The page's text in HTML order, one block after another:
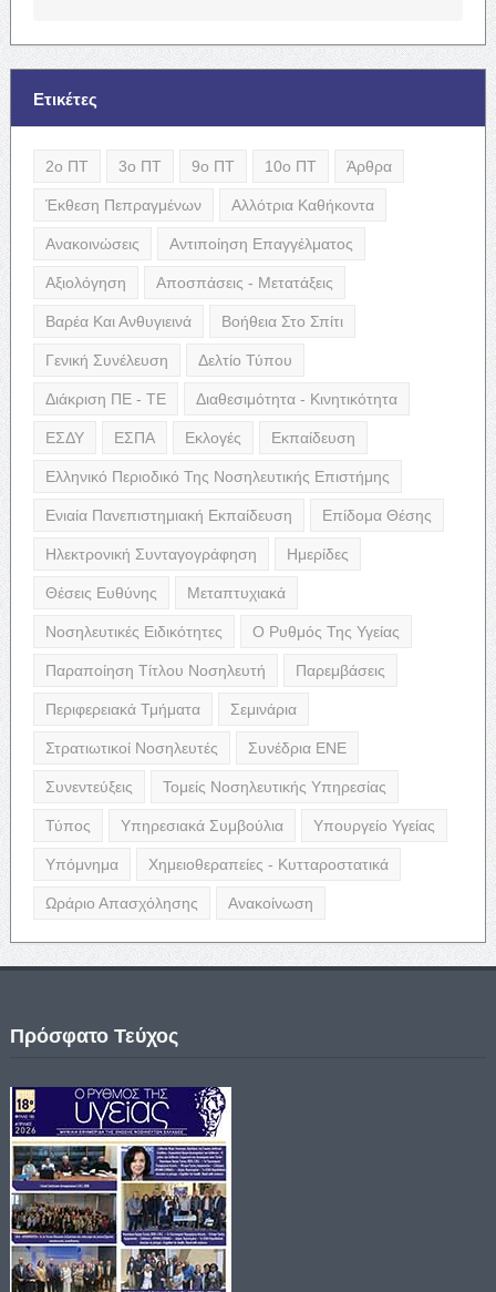
Ετικέτες
2ο ΠΤ 3ο ΠΤ 9ο ΠΤ 10ο ΠΤ Άρθρα
Έκθεση Πεπραγμένων Αλλότρια Καθήκοντα
Ανακοινώσεις Αντιποίηση Επαγγέλματος
Αξιολόγηση Αποσπάσεις - Μετατάξεις
Βαρέα Και Ανθυγιεινά Βοήθεια Στο Σπίτι
Γενική Συνέλευση Δελτίο Τύπου
Διάκριση ΠΕ - ΤΕ Διαθεσιμότητα - Κινητικότητα
ΕΣΔΥ ΕΣΠΑ Εκλογές Εκπαίδευση
Ελληνικό Περιοδικό Της Νοσηλευτικής Επιστήμης
Ενιαία Πανεπιστημιακή Εκπαίδευση Επίδομα Θέσης
Ηλεκτρονική Συνταγογράφηση Ημερίδες
Θέσεις Ευθύνης Μεταπτυχιακά
Νοσηλευτικές Ειδικότητες Ο Ρυθμός Της Υγείας
Παραποίηση Τίτλου Νοσηλευτή Παρεμβάσεις
Περιφερειακά Τμήματα Σεμινάρια
Στρατιωτικοί Νοσηλευτές Συνέδρια ΕΝΕ
Συνεντεύξεις Τομείς Νοσηλευτικής Υπηρεσίας
Τύπος Υπηρεσιακά Συμβούλια Υπουργείο Υγείας
Υπόμνημα Χημειοθεραπείες - Κυτταροστατικά
Ωράριο Απασχόλησης Ανακοίνωση
Πρόσφατο Τεύχος